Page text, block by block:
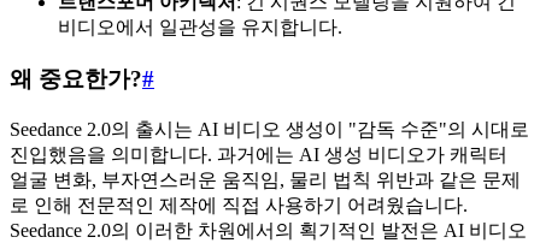
비디오에서 일관성을 유지합니다.
왜 중요한가?#
Seedance 2.0의 출시는 AI 비디오 생성이 "감독 수준"의 시대로
진입했음을 의미합니다. 과거에는 AI 생성 비디오가 캐릭터
얼굴 변화, 부자연스러운 움직임, 물리 법칙 위반과 같은 문제
로 인해 전문적인 제작에 직접 사용하기 어려웠습니다.
Seedance 2.0의 이러한 차원에서의 획기적인 발전은 AI 비디오